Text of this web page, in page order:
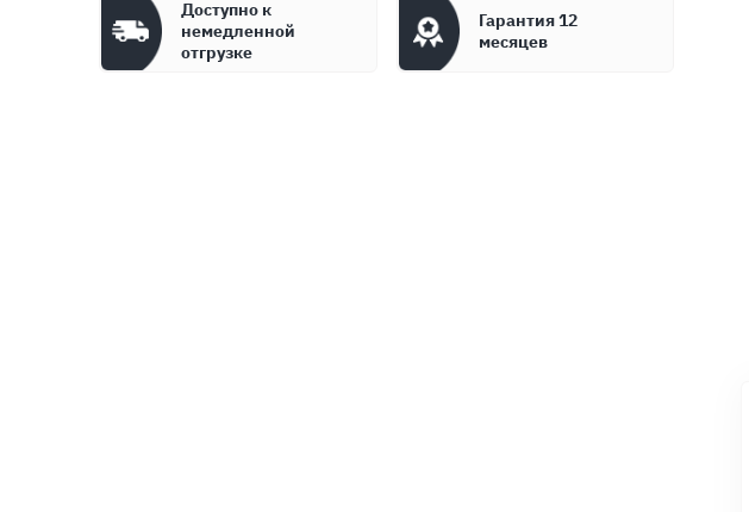
Доступно к
немедленной
отгрузке
Гарантия 12
месяцев